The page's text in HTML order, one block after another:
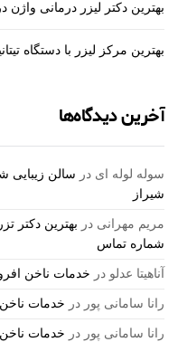
بهترین دکتر لیزر درمانی واژن
بهترین مرکز لیزر با دستگاه
آخرین دیدگاه‌ها
سوله لوله ای در سالن زیبایی
شیراز
مریم مهرانی در بهترین دکتر
شماره تماس
آناهیتا عدلو در خدمات ناخن
رانا سامانی پور در خدمات
رانا سامانی پور در خدمات